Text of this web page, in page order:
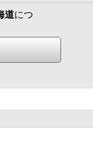
道につ